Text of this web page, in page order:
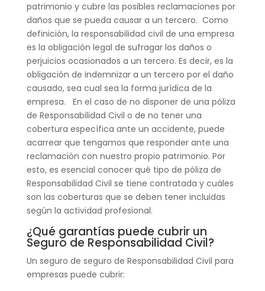
patrimonio y cubre las posibles reclamaciones por
daños que se pueda causar a un tercero. Como
definición, la responsabilidad civil de una empresa
es la obligación legal de sufragar los daños o
perjuicios ocasionados a un tercero. Es decir, es la
obligación de indemnizar a un tercero por el daño
causado, sea cual sea la forma jurídica de la
empresa.
En el caso de no disponer de una póliza
de Responsabilidad Civil o de no tener una
cobertura específica ante un accidente, puede
acarrear que tengamos que responder ante una
reclamación con nuestro propio patrimonio. Por
esto, es esencial conocer qué tipo de póliza de
Responsabilidad Civil se tiene contratada y cuáles
son las coberturas que se deben tener incluidas
según la actividad profesional.
¿Qué garantías puede cubrir un
Seguro de Responsabilidad Civil?
Un seguro de seguro de Responsabilidad Civil para
empresas puede cubrir: